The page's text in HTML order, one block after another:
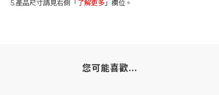
5.產品尺寸請見右側「了解更多 」欄位。
您可能喜歡...